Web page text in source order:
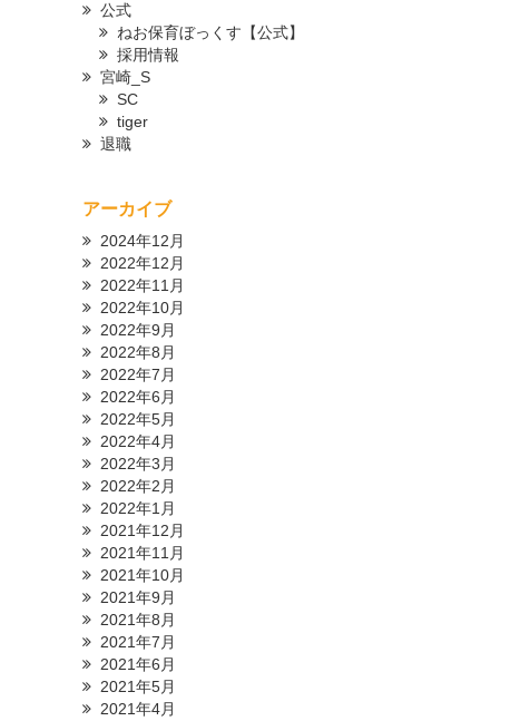
公式
ねお保育ぼっくす【公式】
採用情報
宮崎_S
SC
tiger
退職
アーカイブ
2024年12月
2022年12月
2022年11月
2022年10月
2022年9月
2022年8月
2022年7月
2022年6月
2022年5月
2022年4月
2022年3月
2022年2月
2022年1月
2021年12月
2021年11月
2021年10月
2021年9月
2021年8月
2021年7月
2021年6月
2021年5月
2021年4月